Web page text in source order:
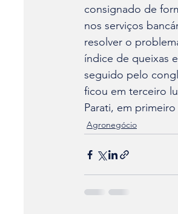
consignado de
nos serviços
resolver o
índice de queixas
seguido pelo
ficou em terceiro
Parati, em
Agronegócio